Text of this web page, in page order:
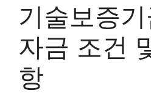
기술보증
자금 조건
항